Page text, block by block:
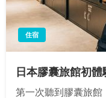
住宿
日本膠囊旅館初
第一次聽到膠囊旅